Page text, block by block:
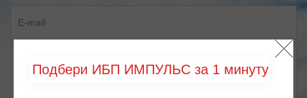
Подбери ИБП ИМПУЛЬС за 1 минуту